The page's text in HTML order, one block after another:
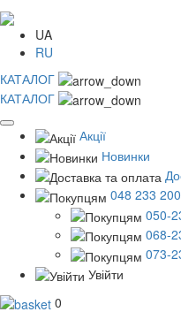
UA
RU
КАТАЛОГ
КАТАЛОГ
Акції
Новинки
048 233
050-
068-
073-
Увійти
0